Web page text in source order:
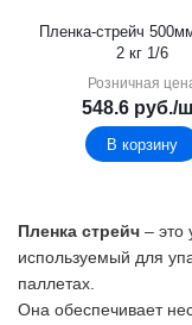
Пленка-стрейч
2 кг 1/6
Розничная
548.6 руб./
В корзину
Пленка стрейч – это
используемый для
паллетах.
Она обеспечивает